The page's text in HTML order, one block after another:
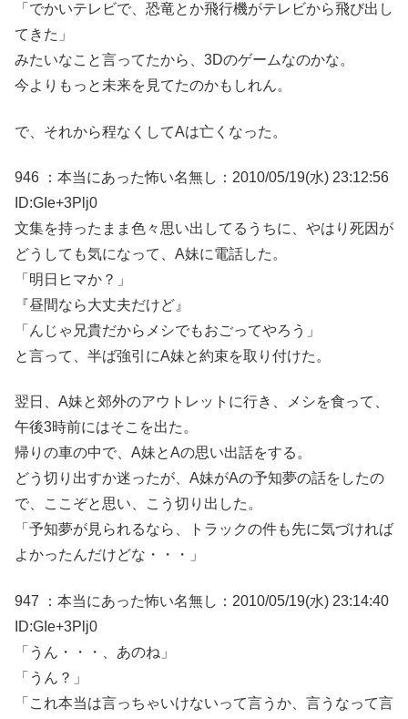
「でかいテレビで、恐竜とか飛行機がテレビから飛び出し
てきた」
みたいなこと言ってたから、3Dのゲームなのかな。
今よりもっと未来を見てたのかもしれん。
で、それから程なくしてAは亡くなった。
946 ：本当にあった怖い名無し：2010/05/19(水) 23:12:56
ID:GIe+3Plj0
文集を持ったまま色々思い出してるうちに、やはり死因が
どうしても気になって、A妹に電話した。
「明日ヒマか？」
『昼間なら大丈夫だけど』
「んじゃ兄貴だからメシでもおごってやろう」
と言って、半ば強引にA妹と約束を取り付けた。
翌日、A妹と郊外のアウトレットに行き、メシを食って、
午後3時前にはそこを出た。
帰りの車の中で、A妹とAの思い出話をする。
どう切り出すか迷ったが、A妹がAの予知夢の話をしたの
で、ここぞと思い、こう切り出した。
「予知夢が見られるなら、トラックの件も先に気づければ
よかったんだけどな・・・」
947 ：本当にあった怖い名無し：2010/05/19(水) 23:14:40
ID:GIe+3Plj0
「うん・・・、あのね」
「うん？」
「これ本当は言っちゃいけないって言うか、言うなって言